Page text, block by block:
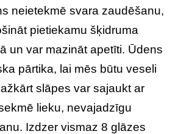
neietekmē svara zaudēšanu,
pietiekamu šķidruma
un var mazināt apetīti. Ūdens
pārtika, lai mēs būtu veseli
slāpes var sajaukt ar
lieku, nevajadzīgu
Izdzer vismaz 8 glāzes